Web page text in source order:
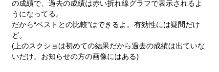
の成績で、過去の成績は赤い折れ線グラフで表示されるよ
うになってる。
だから“ベストとの比較”はできるよ。有効性には疑問だけ
ど。
(上のスクショは初めての結果だから過去の成績は出ていな
いだけ。お知らせの方の画像にはある)